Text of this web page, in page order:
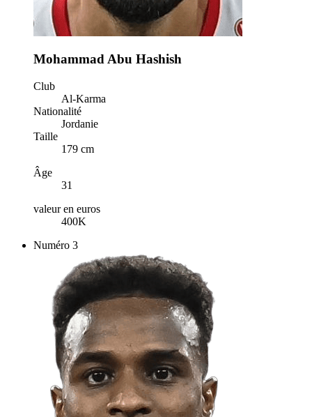
Mohammad Abu Hashish
Club
Al-Karma
Nationalité
Jordanie
Taille
179 cm
Âge
31
valeur en euros
400K
Numéro 3